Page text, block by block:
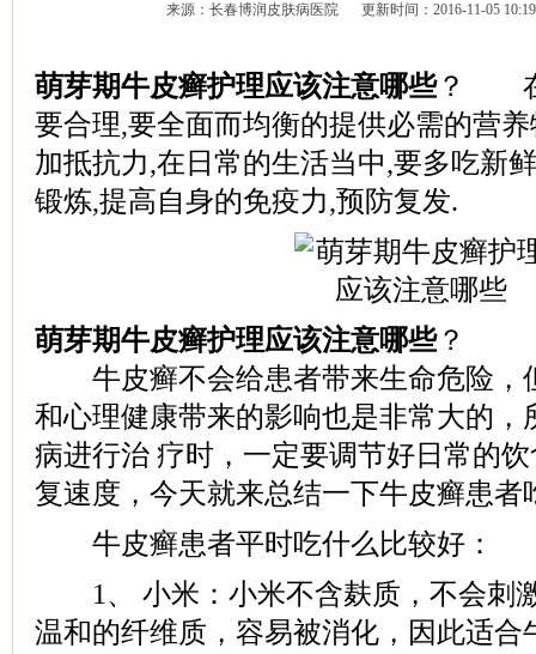
来源：长春博润皮肤病医院 更新时间：2016-11-05
萌芽期牛皮癣护理应该注意哪些？ 在
要合理,要全面而均衡的提供必需的营
加抵抗力,在日常的生活当中,要多吃新
锻炼,提高自身的免疫力,预防复发.
萌芽期牛皮癣护理应该注意哪些？
牛皮癣不会给患者带来生命危险，
和心理健康带来的影响也是非常大的，
病进行治 疗时，一定要调节好日常的
复速度，今天就来总结一下牛皮癣患者
牛皮癣患者平时吃什么比较好：
1、 小米：小米不含麸质，不会刺
温和的纤维质，容易被消化，因此适合